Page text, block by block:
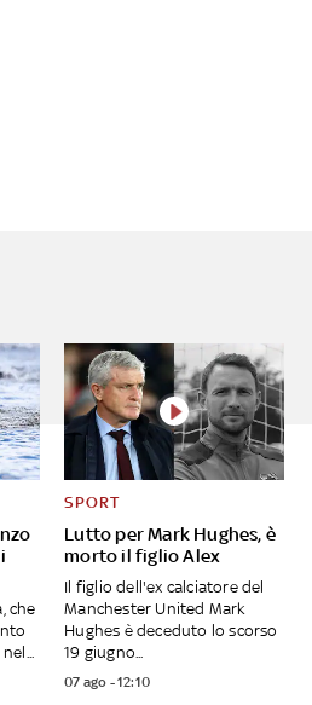
che
Lutto per Mark Hughes, è
morto il figlio Alex
SPORT
Il figlio dell'ex calciatore del
Manchester United Mark
Hughes è deceduto lo scorso
19 giugno...
07 ago - 12:10